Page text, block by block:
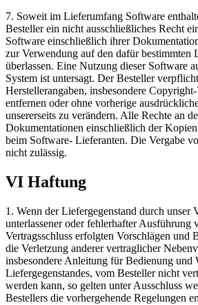
7. Soweit im Lieferumfang Software
Besteller ein nicht ausschließliches Recht
Software einschließlich ihrer
zur Verwendung auf den dafür bestimmten
überlassen. Eine Nutzung dieser Software
System ist untersagt. Der Besteller
Herstellerangaben, insbesondere
entfernen oder ohne vorherige
unsererseits zu verändern. Alle Rechte an
Dokumentationen einschließlich der
beim Software- Lieferanten. Die Vergabe
nicht zulässig.
VI Haftung
1. Wenn der Liefergegenstand durch unser
unterlassener oder fehlerhafter Ausführung
Vertragsschluss erfolgten Vorschlägen und
die Verletzung anderer vertraglicher
insbesondere Anleitung für Bedienung und
Liefergegenstandes, vom Besteller nicht
werden kann, so gelten unter Ausschluss
Bestellers die vorhergehende Regelungen